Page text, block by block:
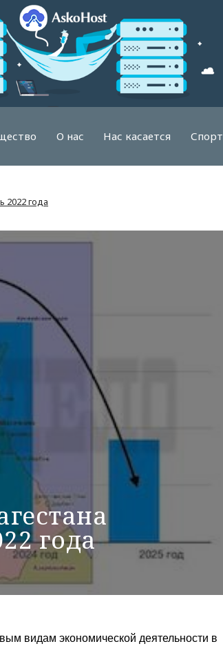
О нас Нас касается Спорт
2022 года
года
видам экономической деятельности в